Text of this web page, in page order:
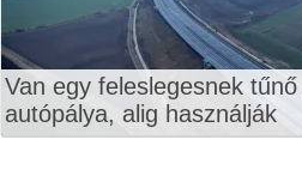
Van egy feleslegesnek
autópálya, alig használják